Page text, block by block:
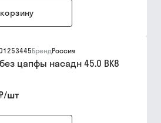
БрендРоссия
цапфы насадн 45.0 ВК8
/шт